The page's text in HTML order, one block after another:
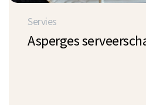
Servies
Asperges